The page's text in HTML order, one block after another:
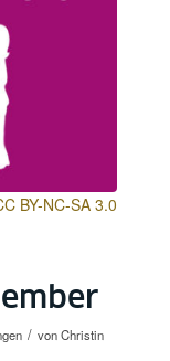
BY-NC-SA 3.0
/ vonChristin